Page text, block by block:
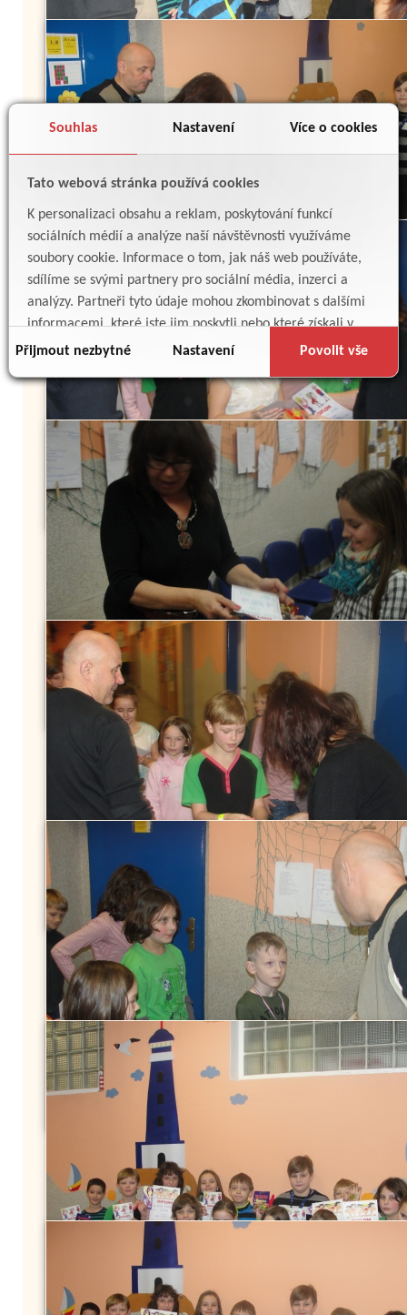
Souhlas Nastavení Více o cookies
Tato webová stránka používá cookies
K personalizaci obsahu a reklam, poskytování funkcí
sociálních médií a analýze naší návštěvnosti využíváme
soubory cookie. Informace o tom, jak náš web používáte,
sdílíme se svými partnery pro sociální média, inzerci a
analýzy. Partneři tyto údaje mohou zkombinovat s dalšími
informacemi, které jste jim poskytli nebo které získali v
důsledku toho, že používáte jejich služby.
Přijmout nezbytné Nastavení Povolit vše